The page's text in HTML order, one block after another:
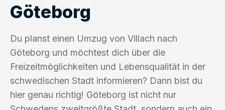
Göteborg
Du planst einen Umzug von Villach nach
Göteborg und möchtest dich über die
Freizeitmöglichkeiten und Lebensqualität in der
schwedischen Stadt informieren? Dann bist du
hier genau richtig! Göteborg ist nicht nur